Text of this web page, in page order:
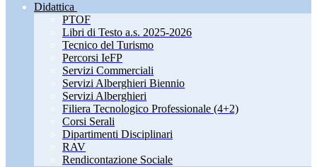
Didattica
PTOF
Libri di Testo a.s. 2025-2026
Tecnico del Turismo
Percorsi IeFP
Servizi Commerciali
Servizi Alberghieri Biennio
Servizi Alberghieri
Filiera Tecnologico Professionale (4+2)
Corsi Serali
Dipartimenti Disciplinari
RAV
Rendicontazione Sociale